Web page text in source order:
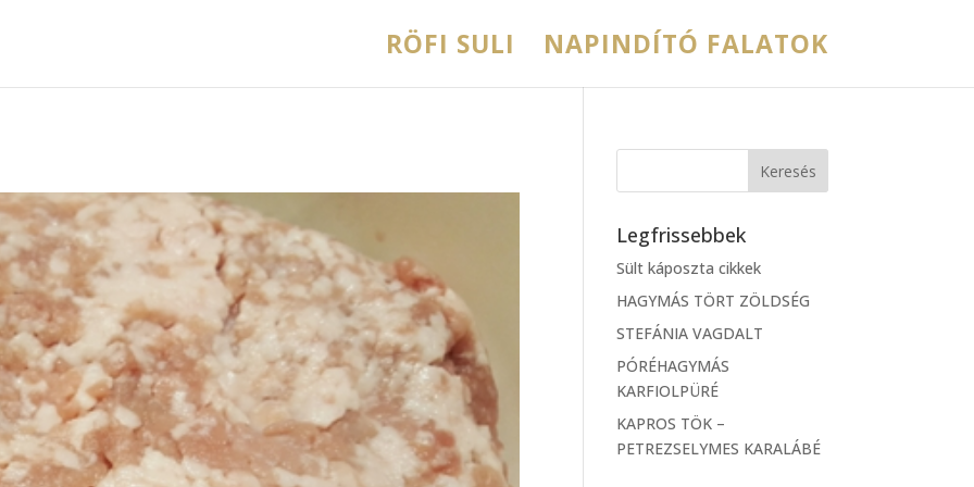
RÖFI SULI NAPINDÍTÓ FALATOK
Legfrissebbek
Sült káposzta cikkek
HAGYMÁS TÖRT ZÖLDSÉG
STEFÁNIA VAGDALT
PÓRÉHAGYMÁS
KARFIOLPÜRÉ
KAPROS TÖK –
PETREZSELYMES KARALÁBÉ